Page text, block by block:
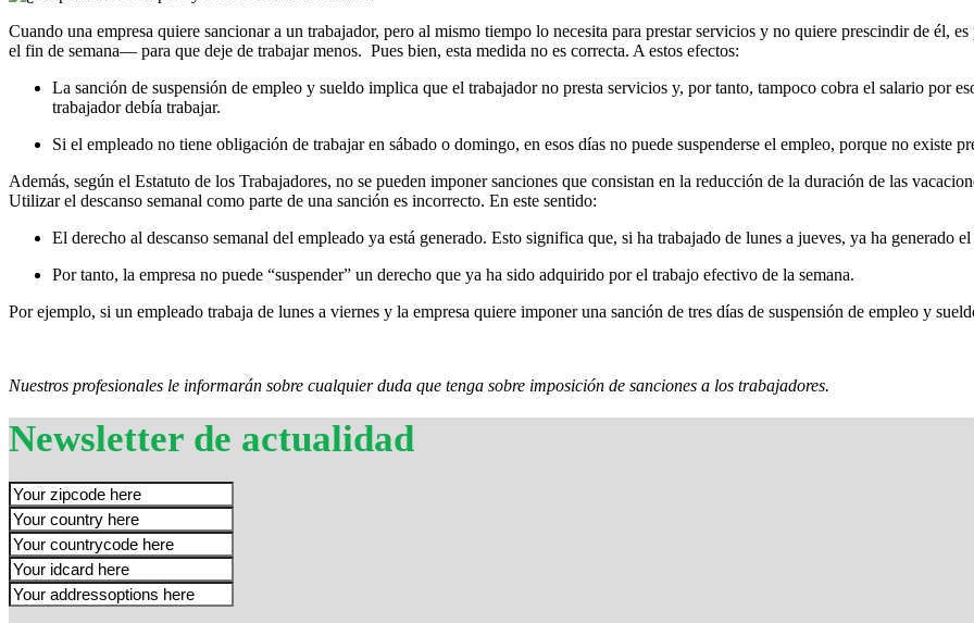
Cuando una empresa quiere sancionar a un trabajador, pero al mismo tiempo lo necesita para prestar servicios y no quiere prescindir de él,
el fin de semana— para que deje de trabajar menos. Pues bien, esta medida no es correcta. A estos efectos:
La sanción de suspensión de empleo y sueldo implica que el trabajador no presta servicios y, por tanto, tampoco cobra el salario por
trabajador debía trabajar.
Si el empleado no tiene obligación de trabajar en sábado o domingo, en esos días no puede suspenderse el empleo, porque no existe
Además, según el Estatuto de los Trabajadores, no se pueden imponer sanciones que consistan en la reducción de la duración de las
Utilizar el descanso semanal como parte de una sanción es incorrecto. En este sentido:
El derecho al descanso semanal del empleado ya está generado. Esto significa que, si ha trabajado de lunes a jueves, ya ha generado
Por tanto, la empresa no puede “suspender” un derecho que ya ha sido adquirido por el trabajo efectivo de la semana.
Por ejemplo, si un empleado trabaja de lunes a viernes y la empresa quiere imponer una sanción de tres días de suspensión de empleo y
Nuestros profesionales le informarán sobre cualquier duda que tenga sobre imposición de sanciones a los trabajadores.
Newsletter de actualidad